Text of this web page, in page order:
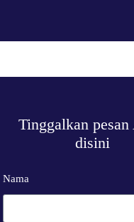
Tinggalkan pesan
disini
Nama